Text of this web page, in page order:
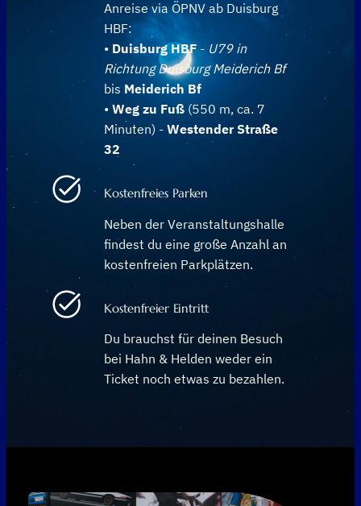
Anreise via ÖPNV ab Duisburg
HBF:
• Duisburg HBF - U79 in
Richtung Duisburg Meiderich Bf
bisMeiderich Bf
•Weg zu Fuß (550 m, ca. 7
Minuten) -Westender Straße
32
Kostenfreies Parken
Neben der Veranstaltungshalle
findest du eine große Anzahl an
kostenfreien Parkplätzen.
Kostenfreier Eintritt
Du brauchst für deinen Besuch
bei Hahn & Helden weder ein
Ticket noch etwas zu bezahlen.